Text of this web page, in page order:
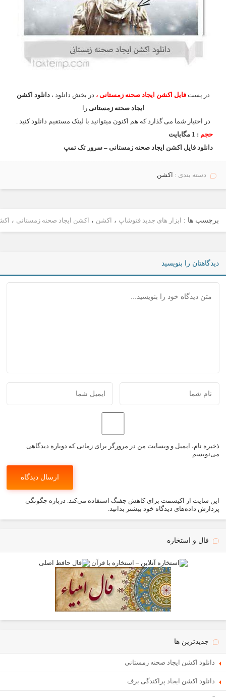
در پستفایل اکشن ایجاد صحنه زمستانی، در بخش دانلود ، دانلود اکشن
ایجاد صحنه زمستانیرا
در اختیار شما می گذارد که هم اکنون میتوانید با لینک مستقیم دانلود کنید .
حجم : 1 مگابایت
دانلود فایل اکشن ایجاد صحنه زمستانی – سرور تک تمپ
دسته بندی : اكشن
برچسب ها : ابزار های جدید فتوشاپ ، اکشن ، اکشن ایجاد صحنه زمستانی ،
دیدگاهتان را بنویسید
ذخیره نام، ایمیل و وبسایت من در مرورگر برای زمانی که دوباره دیدگاهی
می‌نویسم.
این سایت از اکیسمت برای کاهش جفنگ استفاده می‌کند. درباره چگونگی
پردازش داده‌های دیدگاه خود بیشتر بدانید.
فال و استخاره
جدیدترین ها
دانلود اکشن ایجاد صحنه زمستانی
دانلود اکشن ایجاد پراکندگی برف